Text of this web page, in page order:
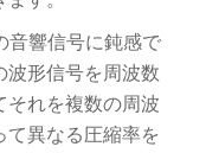
音響信号に鈍感で
波形信号を周波数
それを複数の周波
て異なる圧縮率を